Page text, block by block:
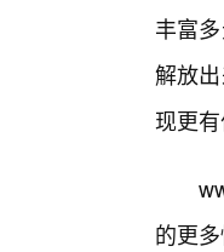
丰富
解放
现更有
的更多